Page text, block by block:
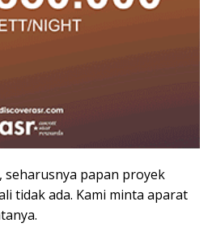
seharusnya papan proyek
tidak ada. Kami minta aparat